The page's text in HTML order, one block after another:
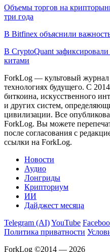
Объемы торгов на
три года
В Bitfinex объяснили
В CryptoQuant
китами
ForkLog — культовый
технологиях будущего. С
биткоина, искусственного
и других систем,
цивилизации. Все
ForkLog. Вы можете
после согласования с
ссылки на ForkLog.
Новости
Аудио
Лонгриды
Крипториум
ИИ
Дайджест месяца
Telegram (AI)YouTube
Политика приватности
ForkLog ©2014 — 2026